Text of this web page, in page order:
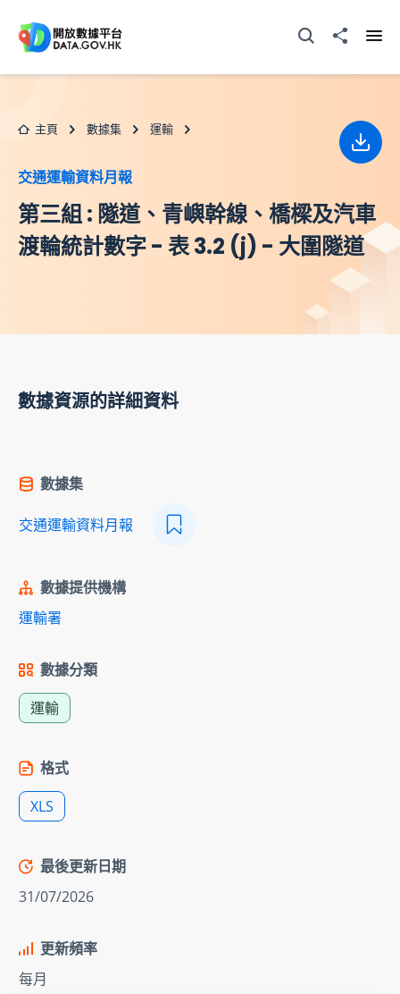
打開搜尋器分享至
主頁 數據集 運輸
交通運輸資料月報
第三組 : 隧道、青嶼幹線、橋樑及汽車
渡輪統計數字 - 表 3.2 (j) - 大圍隧道
下載
數據資源的詳細資料
數據集
交通運輸資料月報
數據提供機構
運輸署
數據分類
運輸
格式
XLS
最後更新日期
31/07/2026
更新頻率
每月